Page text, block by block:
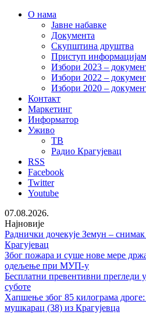
О нама
Јавне набавке
Документа
Скупштина друштва
Приступ
Избори 2023 –
Избори 2022 –
Избори 2020 –
Контакт
Маркетинг
Информатор
Уживо
ТВ
Радио Крагујевац
RSS
Facebook
Twitter
Youtube
07.08.2026.
Најновије
Раднички дочекује Земун –
Крагујевац
Због пожара и суше нове мере
одељење при МУП-у
Бесплатни превентивни прегледи
суботе
Хапшење због 85 килограма
мушкарац (38) из Крагујевца